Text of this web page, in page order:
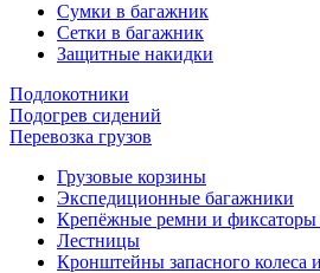
Сумки в багажник
Сетки в багажник
Защитные накидки
Подлокотники
Подогрев сидений
Перевозка грузов
Грузовые корзины
Экспедиционные багажники
Крепёжные ремни и фиксаторы
Лестницы
Кронштейны запасного колеса